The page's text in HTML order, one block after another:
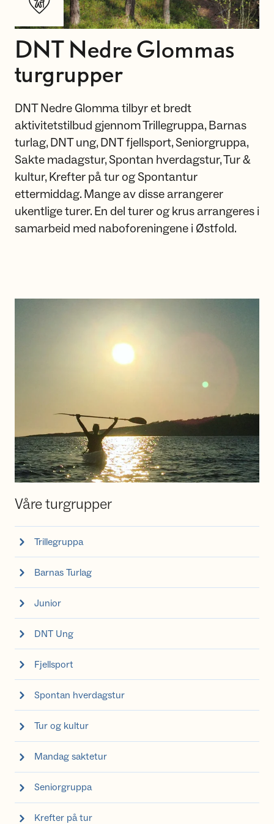
DNT Nedre Glommas
turgrupper
DNT Nedre Glomma tilbyr et bredt
aktivitetstilbud gjennom Trillegruppa, Barnas
turlag, DNT ung, DNT fjellsport, Seniorgruppa,
Sakte madagstur, Spontan hverdagstur, Tur &
kultur, Krefter på tur og Spontantur
ettermiddag. Mange av disse arrangerer
ukentlige turer. En del turer og krus arrangeres i
samarbeid med naboforeningene i Østfold.
Våre turgrupper
Trillegruppa
Barnas Turlag
Junior
DNT Ung
Fjellsport
Spontan hverdagstur
Tur og kultur
Mandag saktetur
Seniorgruppa
Krefter på tur